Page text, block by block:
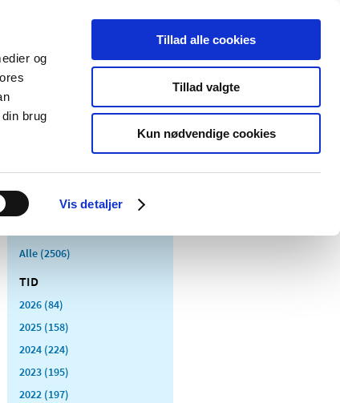
og
brug
Vis detaljer
Tillad alle cookies
Tillad valgte
Kun nødvendige cookies
Særlige
produktområder
Alle (2506)
TID
2026 (84)
2025 (158)
2024 (224)
2023 (195)
2022 (197)